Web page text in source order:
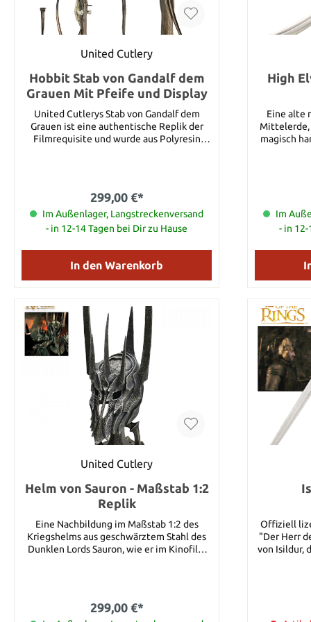
United Cutlery
Hobbit Stab von Gandalf dem
Grauen Mit Pfeife und Display
United Cutlerys Stab von Gandalf dem
Grauen ist eine authentische Replik der
Filmrequisite und wurde aus Polyresin
Lieferumfang gehört eine Wandhalterung
aus Polyresin, die den Displaydesigns
Uniteds anderer Stab-Repliken aus Der
beträgt 175.26cm. Details: Individuelle
Seriennummer
299,00 €*
Im Außenlager, Langstreckenversand
- in 12-14 Tagen bei Dir zu Hause
In den Warenkorb
High
Eine alte
Mittelerde,
magisch
galad,
sich mit
und die
Gesamtlänge:
1,91 cm Bei diesem Schwert handelt es sich
um ein
das von
von New
Im
- in 12-
United Cutlery
Helm von Sauron - Maßstab 1:2
Replik
Eine Nachbildung im Maßstab 1:2 des
Kriegshelms aus geschwärztem Stahl des
Dunklen Lords Sauron, wie er im Kinofilm
Oberflächenskulptur und eine geschwärzte
299,00 €*
Offiziell
"Der Herr
von Isildur,